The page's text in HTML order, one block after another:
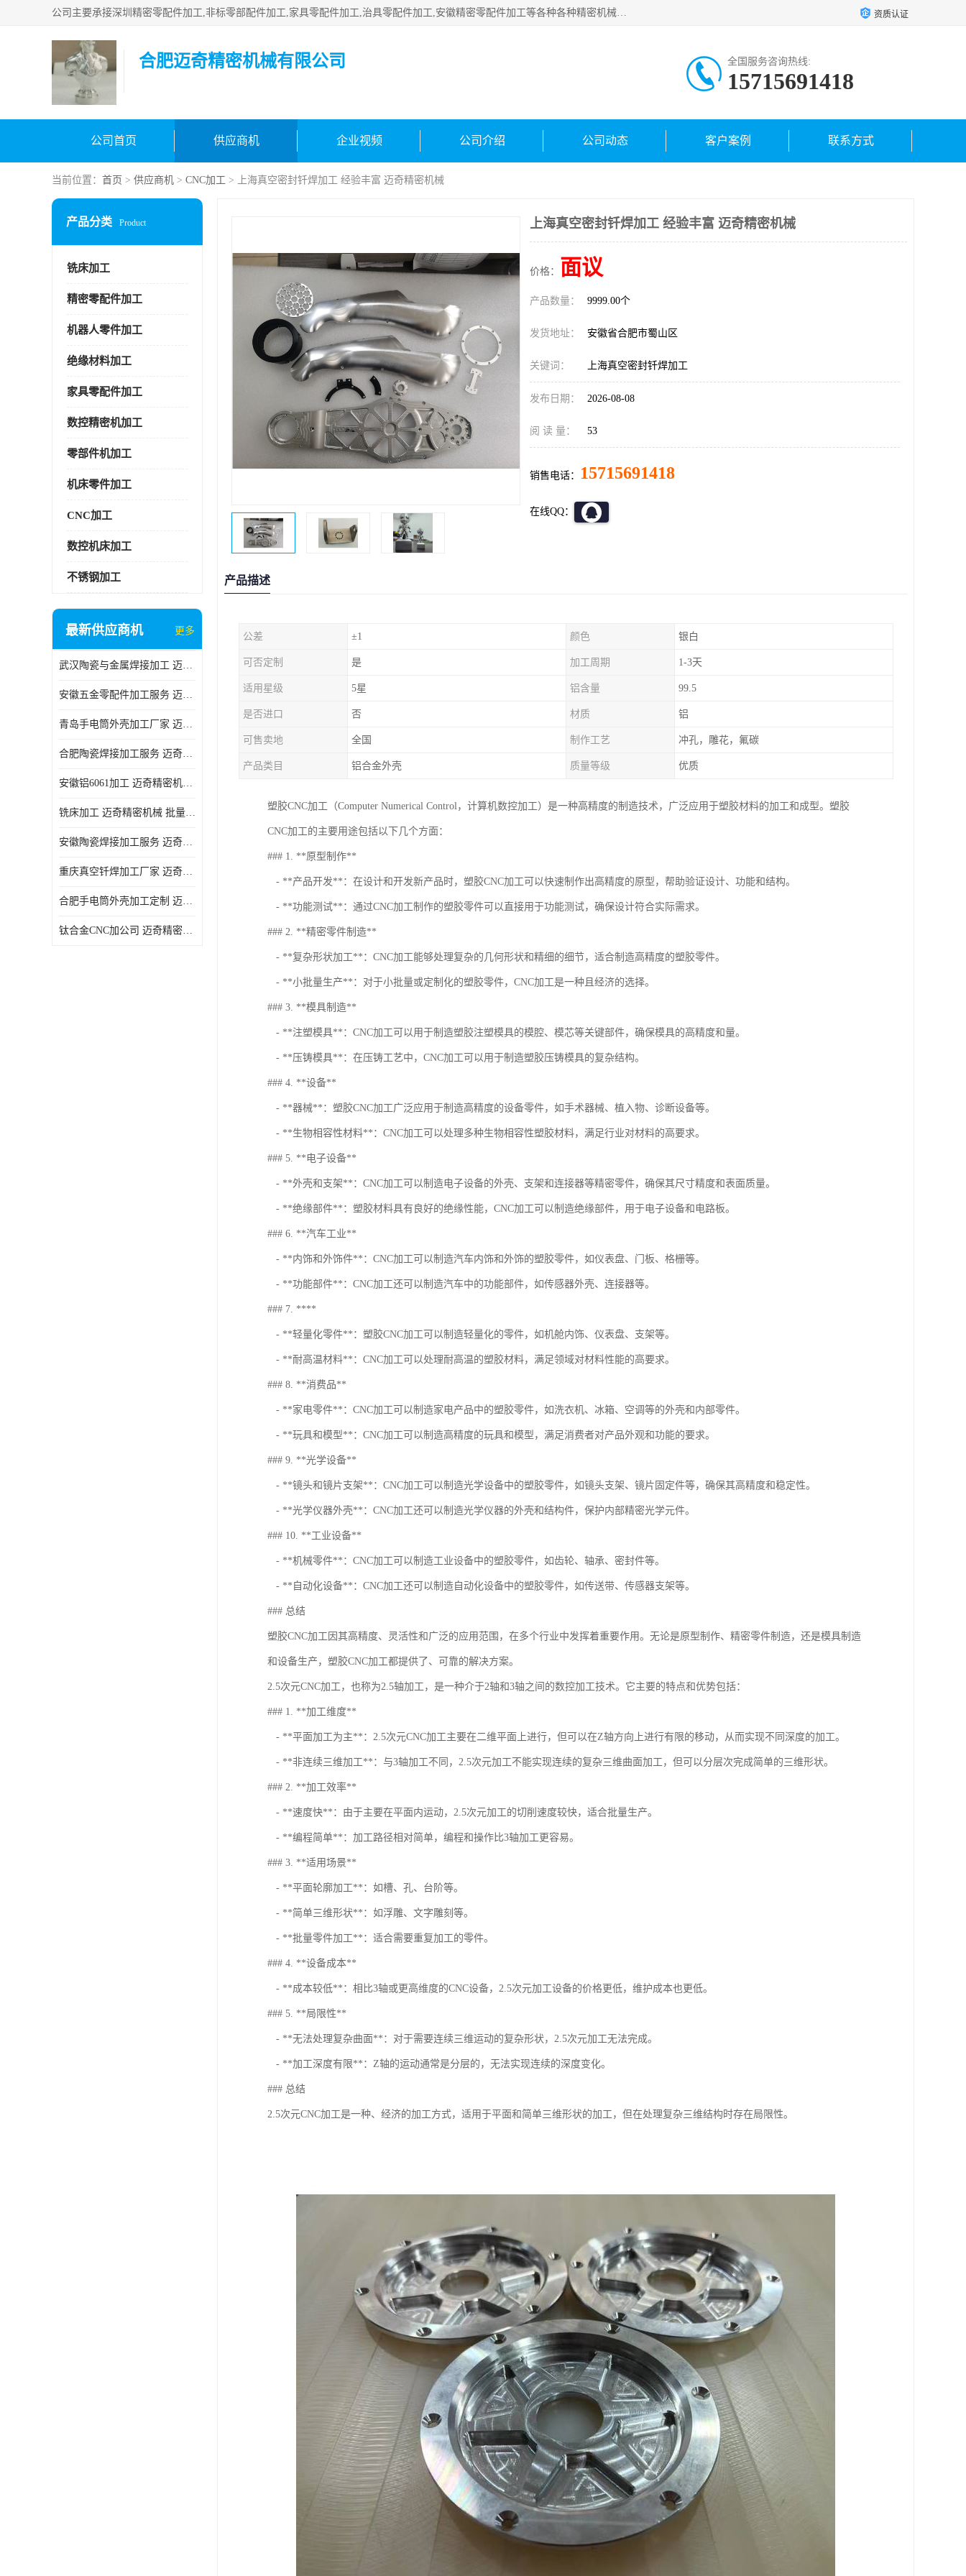
公司主要承接深圳精密零配件加工,非标零部配件加工,家具零配件加工,治具零配件加工,安徽精密零配件加工等各种各种精密机械加工，欢迎来来电咨询！ 资质认证
合肥迈奇精密机械有限公司 全国服务咨询热线:
15715691418
公司首页 供应商机 企业视频 公司介绍 公司动态 客户案例 联系方式
当前位置： 首页 > 供应商机 > CNC加工 > 上海真空密封钎焊加工 经验丰富 迈奇精密机械
产品分类 Product
铣床加工
精密零配件加工
机器人零件加工
绝缘材料加工
家具零配件加工
数控精密机加工
零部件机加工
机床零件加工
CNC加工
数控机床加工
不锈钢加工
最新供应商机 更多
武汉陶瓷与金属焊接加工 迈奇精密机械 技术成熟
安徽五金零配件加工服务 迈奇精密机械 一站式服务
青岛手电筒外壳加工厂家 迈奇精密机械 技术成熟
合肥陶瓷焊接加工服务 迈奇精密机械 批量订单可免费打样
安徽铝6061加工 迈奇精密机械 经验丰富
铣床加工 迈奇精密机械 批量订单可免费打样
安徽陶瓷焊接加工服务 迈奇精密机械 一站式服务
重庆真空钎焊加工厂家 迈奇精密机械 技术成熟
合肥手电筒外壳加工定制 迈奇精密机械 批量订单可免费打样
钛合金CNC加公司 迈奇精密机械 批量订单可免费打样
上海真空密封钎焊加工 经验丰富 迈奇精密机械
价格： 面议
产品数量： 9999.00个
发货地址： 安徽省合肥市蜀山区
关键词： 上海真空密封钎焊加工
发布日期： 2026-08-08
阅 读 量： 53
销售电话： 15715691418
在线QQ：
产品描述
公差 ±1 颜色 银白
可否定制 是 加工周期 1-3天
适用星级 5星 铝含量 99.5
是否进口 否 材质 铝
可售卖地 全国 制作工艺 冲孔，雕花，氟碳
产品类目 铝合金外壳 质量等级 优质
塑胶CNC加工（Computer Numerical Control，计算机数控加工）是一种高精度的制造技术，广泛应用于塑胶材料的加工和成型。塑胶
CNC加工的主要用途包括以下几个方面：
### 1. **原型制作**
- **产品开发**：在设计和开发新产品时，塑胶CNC加工可以快速制作出高精度的原型，帮助验证设计、功能和结构。
- **功能测试**：通过CNC加工制作的塑胶零件可以直接用于功能测试，确保设计符合实际需求。
### 2. **精密零件制造**
- **复杂形状加工**：CNC加工能够处理复杂的几何形状和精细的细节，适合制造高精度的塑胶零件。
- **小批量生产**：对于小批量或定制化的塑胶零件，CNC加工是一种且经济的选择。
### 3. **模具制造**
- **注塑模具**：CNC加工可以用于制造塑胶注塑模具的模腔、模芯等关键部件，确保模具的高精度和量。
- **压铸模具**：在压铸工艺中，CNC加工可以用于制造塑胶压铸模具的复杂结构。
### 4. **设备**
- **器械**：塑胶CNC加工广泛应用于制造高精度的设备零件，如手术器械、植入物、诊断设备等。
- **生物相容性材料**：CNC加工可以处理多种生物相容性塑胶材料，满足行业对材料的高要求。
### 5. **电子设备**
- **外壳和支架**：CNC加工可以制造电子设备的外壳、支架和连接器等精密零件，确保其尺寸精度和表面质量。
- **绝缘部件**：塑胶材料具有良好的绝缘性能，CNC加工可以制造绝缘部件，用于电子设备和电路板。
### 6. **汽车工业**
- **内饰和外饰件**：CNC加工可以制造汽车内饰和外饰的塑胶零件，如仪表盘、门板、格栅等。
- **功能部件**：CNC加工还可以制造汽车中的功能部件，如传感器外壳、连接器等。
### 7. ****
- **轻量化零件**：塑胶CNC加工可以制造轻量化的零件，如机舱内饰、仪表盘、支架等。
- **耐高温材料**：CNC加工可以处理耐高温的塑胶材料，满足领域对材料性能的高要求。
### 8. **消费品**
- **家电零件**：CNC加工可以制造家电产品中的塑胶零件，如洗衣机、冰箱、空调等的外壳和内部零件。
- **玩具和模型**：CNC加工可以制造高精度的玩具和模型，满足消费者对产品外观和功能的要求。
### 9. **光学设备**
- **镜头和镜片支架**：CNC加工可以制造光学设备中的塑胶零件，如镜头支架、镜片固定件等，确保其高精度和稳定性。
- **光学仪器外壳**：CNC加工还可以制造光学仪器的外壳和结构件，保护内部精密光学元件。
### 10. **工业设备**
- **机械零件**：CNC加工可以制造工业设备中的塑胶零件，如齿轮、轴承、密封件等。
- **自动化设备**：CNC加工还可以制造自动化设备中的塑胶零件，如传送带、传感器支架等。
### 总结
塑胶CNC加工因其高精度、灵活性和广泛的应用范围，在多个行业中发挥着重要作用。无论是原型制作、精密零件制造，还是模具制造
和设备生产，塑胶CNC加工都提供了、可靠的解决方案。
2.5次元CNC加工，也称为2.5轴加工，是一种介于2轴和3轴之间的数控加工技术。它主要的特点和优势包括：
### 1. **加工维度**
- **平面加工为主**：2.5次元CNC加工主要在二维平面上进行，但可以在Z轴方向上进行有限的移动，从而实现不同深度的加工。
- **非连续三维加工**：与3轴加工不同，2.5次元加工不能实现连续的复杂三维曲面加工，但可以分层次完成简单的三维形状。
### 2. **加工效率**
- **速度快**：由于主要在平面内运动，2.5次元加工的切削速度较快，适合批量生产。
- **编程简单**：加工路径相对简单，编程和操作比3轴加工更容易。
### 3. **适用场景**
- **平面轮廓加工**：如槽、孔、台阶等。
- **简单三维形状**：如浮雕、文字雕刻等。
- **批量零件加工**：适合需要重复加工的零件。
### 4. **设备成本**
- **成本较低**：相比3轴或更高维度的CNC设备，2.5次元加工设备的价格更低，维护成本也更低。
### 5. **局限性**
- **无法处理复杂曲面**：对于需要连续三维运动的复杂形状，2.5次元加工无法完成。
- **加工深度有限**：Z轴的运动通常是分层的，无法实现连续的深度变化。
### 总结
2.5次元CNC加工是一种、经济的加工方式，适用于平面和简单三维形状的加工，但在处理复杂三维结构时存在局限性。